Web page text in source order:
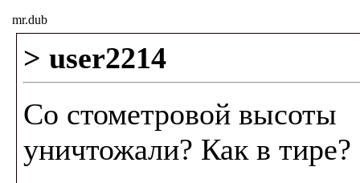
mr.dub
> user2214
Со стометровой высоты
уничтожали? Как в тире?